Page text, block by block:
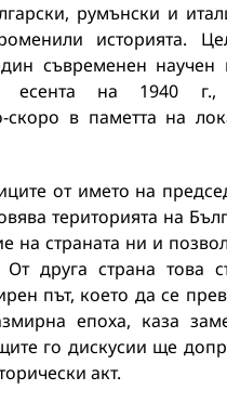
румънски и
историята.
съвременен научен
есента на 1940 г.,
в паметта на
от името на
територията на
на страната ни и
друга страна това
път, което да се
епоха, каза
го дискусии ще
акт.